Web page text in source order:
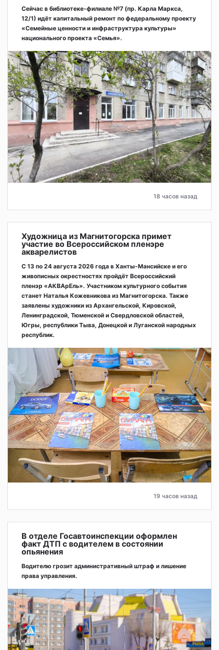
Сейчас в библиотеке-филиале №7 (пр. Карла Маркса,
12/1) идёт капитальный ремонт по федеральному проекту
«Семейные ценности и инфраструктура культуры»
национального проекта «Семья».
18 часов назад
Художница из Магнитогорска примет
участие во Всероссийском пленэре
акварелистов
С 13 по 24 августа 2026 года в Ханты-Мансийске и его
живописных окрестностях пройдёт Всероссийский
пленэр «АКВАрЕль». Участником культурного события
станет Наталья Кожевникова из Магнитогорска. Также
заявлены художники из Архангельской, Кировской,
Ленинградской, Тюменской и Свердловской областей,
Югры, республики Тыва, Донецкой и Луганской народных
республик.
19 часов назад
В отделе Госавтоинспекции оформлен
факт ДТП с водителем в состоянии
опьянения
Водителю грозит административный штраф и лишение
права управления.